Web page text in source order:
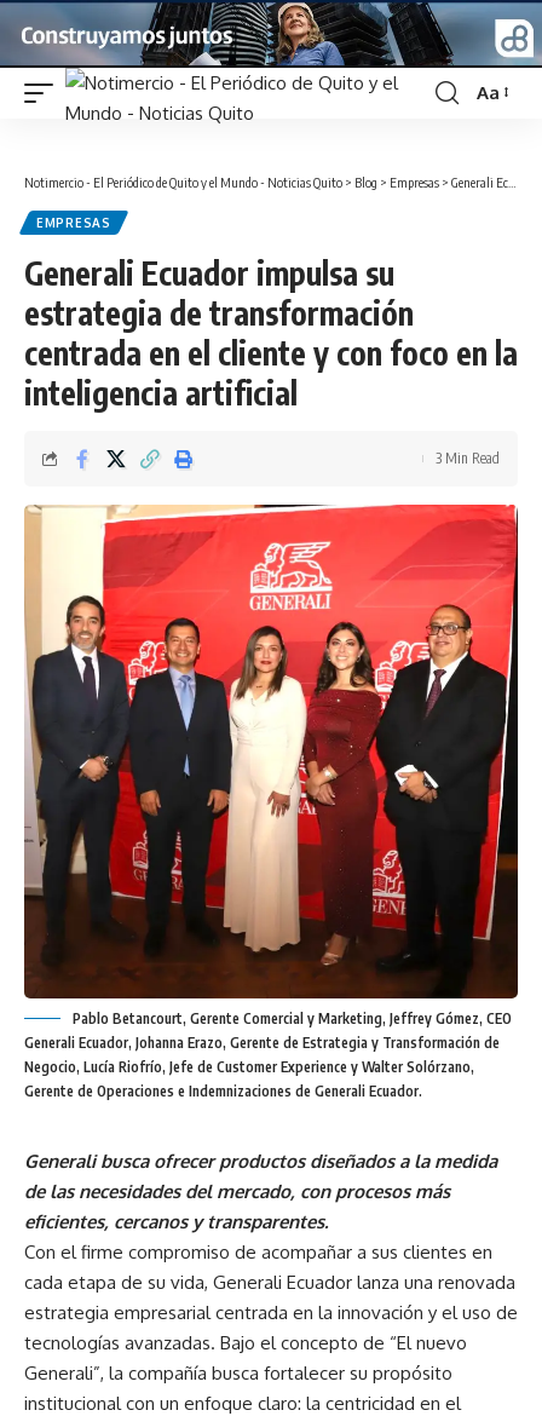
Font
Aa
Notimercio - El Periódico de Quito y el Mundo - Noticias Quito > Blog > Empresas > Generali Ecuador impulsa su estrategia de transformación centrada en el cliente y con foco en la inteligencia artificial
EMPRESAS
Generali Ecuador impulsa su
estrategia de transformación
centrada en el cliente y con foco en la
inteligencia artificial
3 Min Read
Pablo Betancourt, Gerente Comercial y Marketing, Jeffrey Gómez, CEO
Generali Ecuador, Johanna Erazo, Gerente de Estrategia y Transformación de
Negocio, Lucía Riofrío, Jefe de Customer Experience y Walter Solórzano,
Gerente de Operaciones e Indemnizaciones de Generali Ecuador.
Generali busca ofrecer productos diseñados a la medida
de las necesidades del mercado, con procesos más
eficientes, cercanos y transparentes.
Con el firme compromiso de acompañar a sus clientes en
cada etapa de su vida, Generali Ecuador lanza una renovada
estrategia empresarial centrada en la innovación y el uso de
tecnologías avanzadas. Bajo el concepto de “El nuevo
Generali”, la compañía busca fortalecer su propósito
institucional con un enfoque claro: la centricidad en el